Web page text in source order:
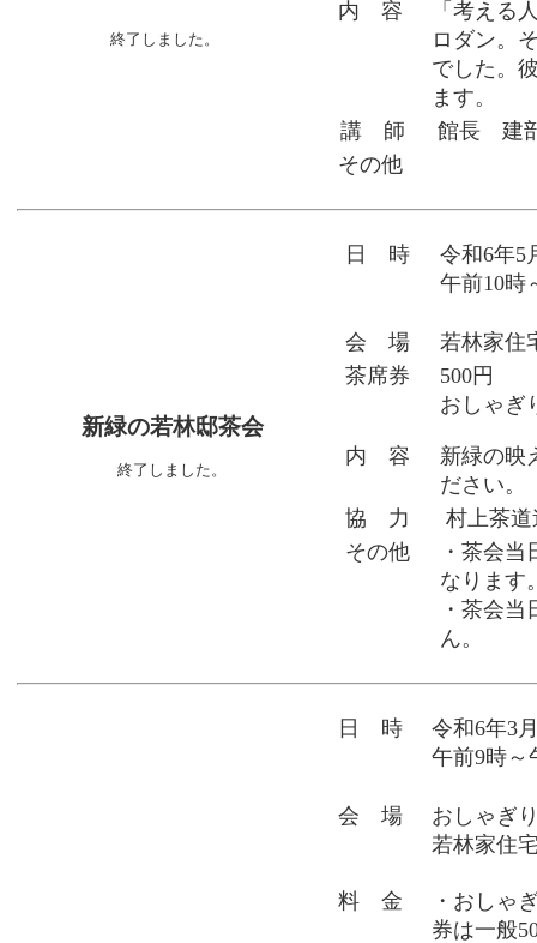
終了しました。
内 容
「考える
ロダン。
でした。
ます。
講 師
館長 建
その他
新緑の若林邸茶会
終了しました。
日 時
令和6年5
午前10時
会 場
若林家住
茶席券
500円
おしゃぎ
内 容
新緑の映
ださい。
協 力
村上茶道
その他
・茶会
なります
・茶会
ん。
日 時
令和6年3
午前9時～
会 場
おしゃぎ
若林家住
料 金
・おしゃ
券は一般